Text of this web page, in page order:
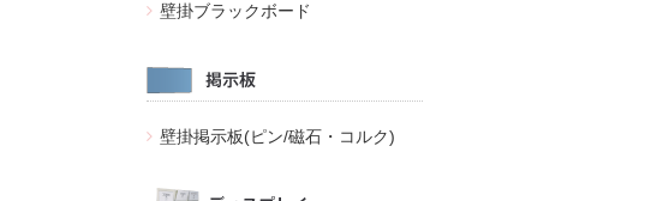
壁掛ブラックボード
壁掛掲示板(ピン/磁石・コルク)